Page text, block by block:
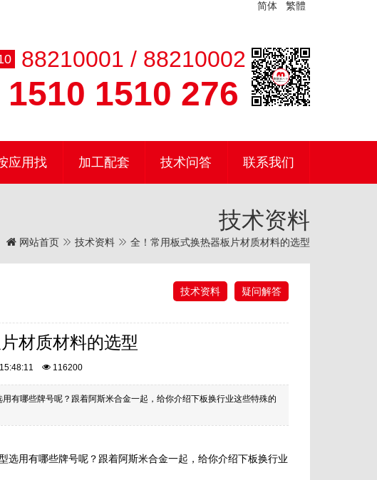
简体 繁體
88210001 / 88210002
1510 276
应用找 加工配套 技术问答 联系我们
技术资料
网站首页 技术资料 全！常用板式换热器板片材质材料的选型
技术资料 疑问解答
材质材料的选型
15:48:11 116200
有哪些牌号呢？跟着阿斯米合金一起，给你介绍下板换行业这些特殊的
用有哪些牌号呢？跟着阿斯米合金一起，给你介绍下板换行业